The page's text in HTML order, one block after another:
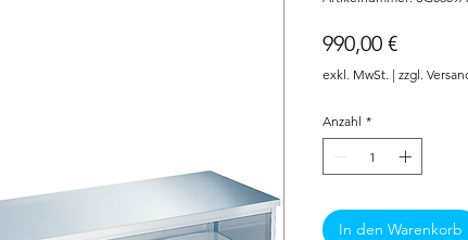
990,00 €Preis
exkl. MwSt. | zzgl.
Anzahl *
In den Warenkorb